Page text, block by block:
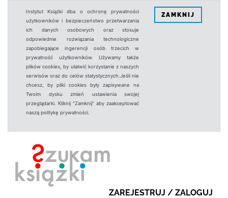
Instytut Książki dba o ochronę prywatności
użytkowników i bezpieczeństwo przetwarzania
ich danych osobowych oraz stosuje
odpowiednie rozwiązania technologiczne
zapobiegające ingerencji osób trzecich w
prywatność użytkowników. Używamy także
plików cookies, by ułatwić korzystanie z naszych
serwisów oraz do celów statystycznych.Jeśli nie
chcesz, by pliki cookies były zapisywane na
Twoim dysku zmień ustawienia swojej
przeglądarki. Kliknij "Zamknij" aby zaakceptować
naszą politykę prywatności.
ZAMKNIJ
ZAREJESTRUJ / ZALOGUJ